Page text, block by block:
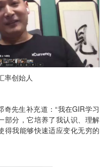
率创始人
先生补充道：“我在GIR学习
部分，它培养了我认识、理解
得我能够快速适应变化无穷的